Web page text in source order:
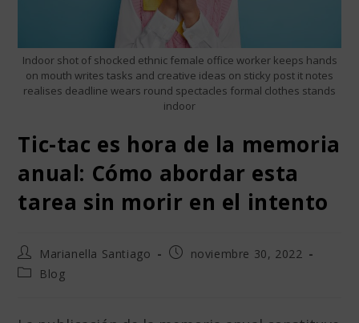
Indoor shot of shocked ethnic female office worker keeps hands
on mouth writes tasks and creative ideas on sticky post it notes
realises deadline wears round spectacles formal clothes stands
indoor
Tic-tac es hora de la memoria
anual: Cómo abordar esta
tarea sin morir en el intento
Marianella Santiago
noviembre 30, 2022
Blog